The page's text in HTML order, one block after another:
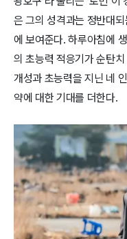
은 그의 성격과는 정반대되
에 보여준다. 하루아침에
의 초능력 적응기가 순탄
개성과 초능력을 지닌 네
약에 대한 기대를 더한다.